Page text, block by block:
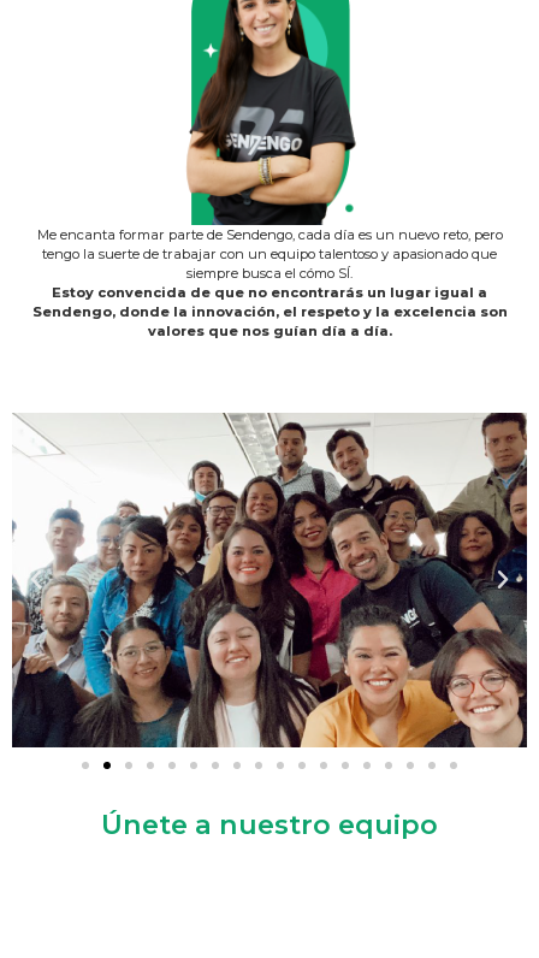
Me encanta formar parte de Sendengo, cada día es un nuevo reto, pero
tengo la suerte de trabajar con un equipo talentoso y apasionado que
siempre busca el cómo SÍ.
Estoy convencida de que no encontrarás un lugar igual a
Sendengo, donde la innovación, el respeto y la excelencia son
valores que nos guían día a día.
Únete a nuestro equipo